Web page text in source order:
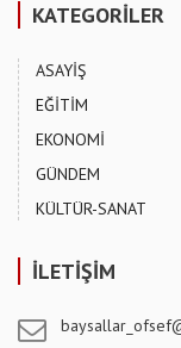
KATEGORİLER
ASAYİŞ
EĞİTİM
EKONOMİ
GÜNDEM
KÜLTÜR-SANAT
İLETİŞİM